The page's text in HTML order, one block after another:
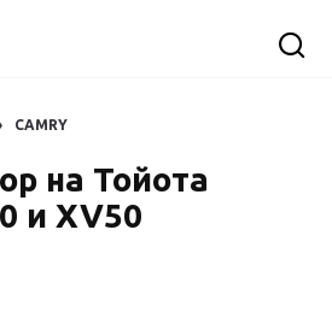
CAMRY
на Тойота
и XV50